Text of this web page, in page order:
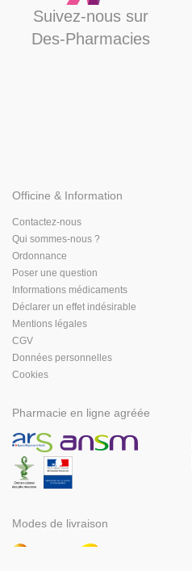
Suivez-nous sur
Des-Pharmacies
Officine & Information
Contactez-nous
Qui sommes-nous ?
Ordonnance
Poser une question
Informations médicaments
Déclarer un effet indésirable
Mentions légales
CGV
Données personnelles
Cookies
Pharmacie en ligne agréée
Modes de livraison